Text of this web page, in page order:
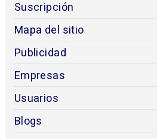
Suscripción
Mapa del sitio
Publicidad
Empresas
Usuarios
Blogs